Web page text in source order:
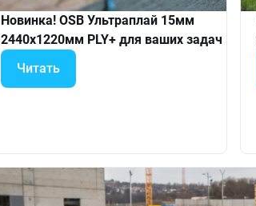
Новинка! OSB Ультраплай 15мм
2440х1220мм PLY+ для ваших задач
Читать